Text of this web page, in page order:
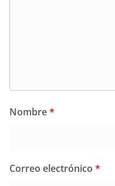
Nombre*
Correo electrónico *